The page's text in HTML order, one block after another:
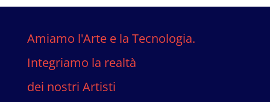
Amiamo l'Arte e la Tecnologia.
Integriamo la realtà
dei nostri Artisti